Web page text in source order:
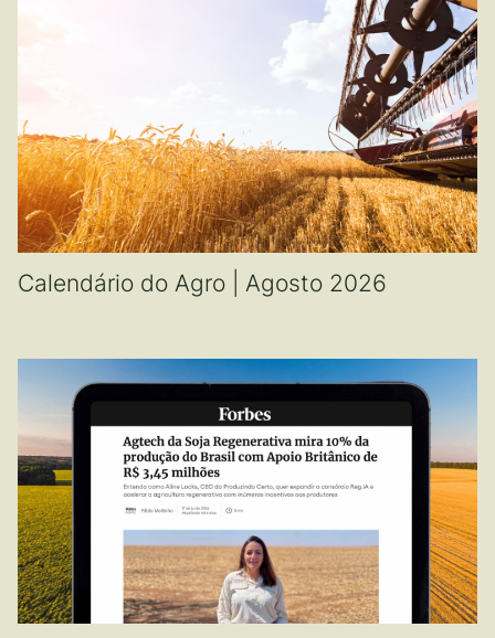
Calendário do Agro | Agosto 2026